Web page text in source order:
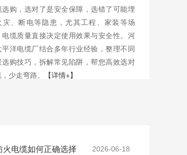
选购，选对了是安全保障，选错了可能埋
灾、断电等隐患，尤其工程、家装等场
电缆质量直接决定使用效果与安全性。河
平洋电缆厂结合多年行业经验，整理不同
选购技巧，拆解常见陷阱，帮您高效选对
少走弯路。
【详情+】
电缆如何正确选择 2026-06-18